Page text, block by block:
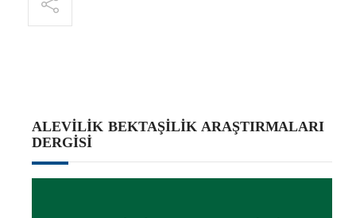
ALEVILIK BEKTAŞILIK ARAŞTIRMALARI
DERGISI